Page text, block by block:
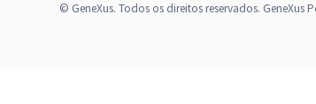
© GeneXus. Todos os direitos reservados. GeneXus